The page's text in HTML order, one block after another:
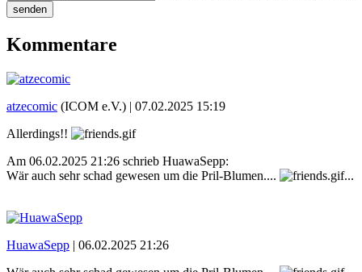
senden
Kommentare
atzecomic (ICOM e.V.) | 07.02.2025 15:19
Allerdings!!
Am 06.02.2025 21:26 schrieb HuawaSepp:
Wär auch sehr schad gewesen um die Pril-Blumen....
...
HuawaSepp | 06.02.2025 21:26